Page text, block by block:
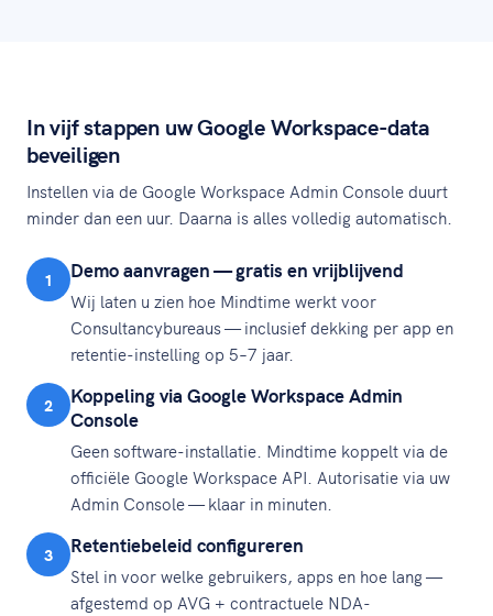
In vijf stappen uw Google Workspace-data
beveiligen
Instellen via de Google Workspace Admin Console duurt
minder dan een uur. Daarna is alles volledig automatisch.
1 Demo aanvragen — gratis en vrijblijvend
Wij laten u zien hoe Mindtime werkt voor
Consultancybureaus — inclusief dekking per app en
retentie-instelling op 5–7 jaar.
2
Koppeling via Google Workspace Admin
Console
Geen software-installatie. Mindtime koppelt via de
officiële Google Workspace API. Autorisatie via uw
Admin Console — klaar in minuten.
3 Retentiebeleid configureren
Stel in voor welke gebruikers, apps en hoe lang —
afgestemd op AVG + contractuele NDA-